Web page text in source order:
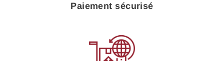
Paiement sécurisé